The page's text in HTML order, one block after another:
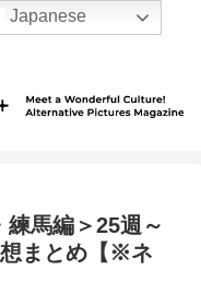
練馬編＞25週～
まとめ【※ネ
Japanese